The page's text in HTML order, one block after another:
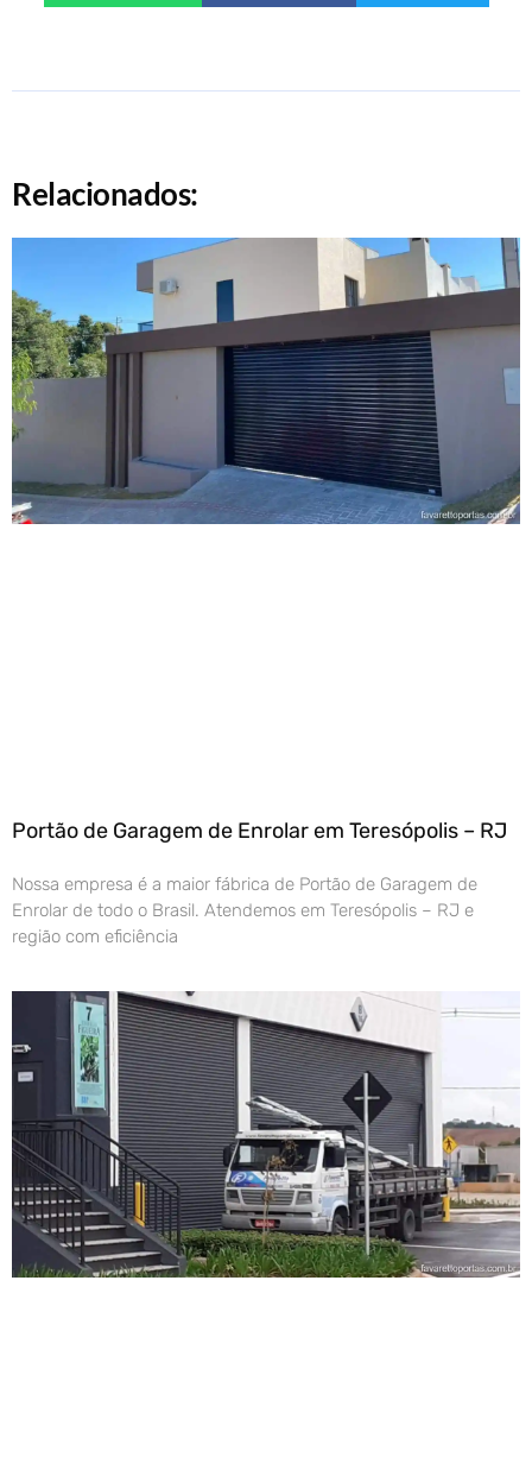
Relacionados:
Portão de Garagem de Enrolar em Teresópolis – RJ
Nossa empresa é a maior fábrica de Portão de Garagem de
Enrolar de todo o Brasil. Atendemos em Teresópolis – RJ e
região com eficiência